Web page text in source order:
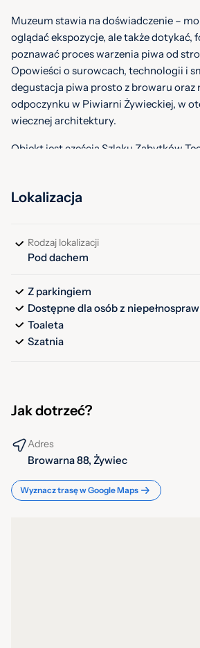
Muzeum stawia na doświadczenie –
oglądać ekspozycje, ale także dotykać,
poznawać proces warzenia piwa od
Opowieści o surowcach, technologii i
degustacja piwa prosto z browaru oraz
odpoczynku w Piwiarni Żywieckiej, w
wiecznej architektury.
Obiekt jest częścią Szlaku Zabytków
Dziedzictwa Przemysłowego.
Browaru Żywiec będzie nieczynne.
lecia Muzeum. Ponowne otwarcie 1
Bilety
Muzeum jest dostępne do zwiedzania
(Browar) nie jest przystosowany do tego
Lokalizacja
Rodzaj lokalizacji
Pod dachem
Z parkingiem
Dostępne dla osób z
Toaleta
Szatnia
Jak dotrzeć?
Adres
Browarna 88, Żywiec
Wyznacz trasę w Google Maps